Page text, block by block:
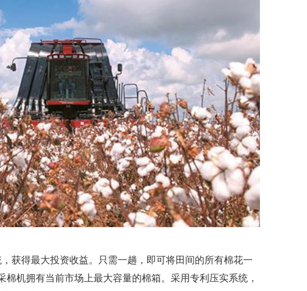
获得最大投资收益。只需一趟，即可将田间的所有棉花一
棉机拥有当前市场上最大容量的棉箱。采用专利压实系统，